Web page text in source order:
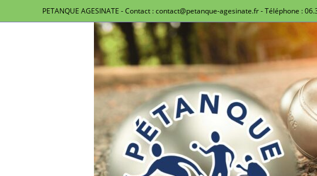
PETANQUE AGESINATE - Contact : contact@petanque-agesinate.fr - Téléphone :